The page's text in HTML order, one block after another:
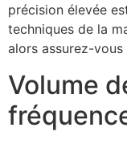
précision élevée
techniques de la
alors assurez-
Volume